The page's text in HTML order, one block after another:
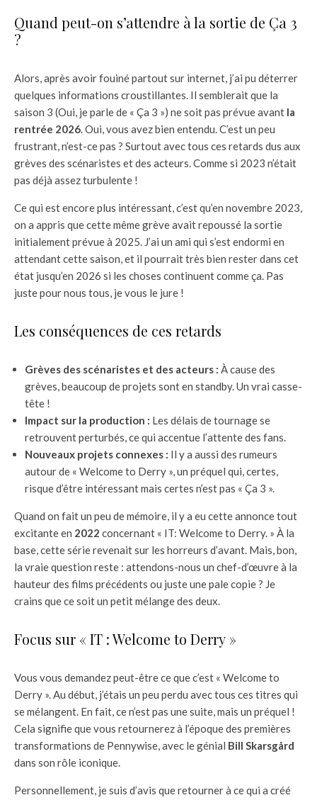
Quand peut-on s’attendre à la sortie de Ça 3
?
Alors, après avoir fouiné partout sur internet, j’ai pu déterrer
quelques informations croustillantes. Il semblerait que la
saison 3 (Oui, je parle de « Ça 3 ») ne soit pas prévue avant la
rentrée 2026. Oui, vous avez bien entendu. C’est un peu
frustrant, n’est-ce pas ? Surtout avec tous ces retards dus aux
grèves des scénaristes et des acteurs. Comme si 2023 n’était
pas déjà assez turbulente !
Ce qui est encore plus intéressant, c’est qu’en novembre 2023,
on a appris que cette même grève avait repoussé la sortie
initialement prévue à 2025. J’ai un ami qui s’est endormi en
attendant cette saison, et il pourrait très bien rester dans cet
état jusqu’en 2026 si les choses continuent comme ça. Pas
juste pour nous tous, je vous le jure !
Les conséquences de ces retards
Grèves des scénaristes et des acteurs : À cause des
grèves, beaucoup de projets sont en standby. Un vrai casse-
tête !
Impact sur la production : Les délais de tournage se
retrouvent perturbés, ce qui accentue l’attente des fans.
Nouveaux projets connexes : Il y a aussi des rumeurs
autour de « Welcome to Derry », un préquel qui, certes,
risque d’être intéressant mais certes n’est pas « Ça 3 ».
Quand on fait un peu de mémoire, il y a eu cette annonce tout
excitante en 2022 concernant « IT: Welcome to Derry. » À la
base, cette série revenait sur les horreurs d’avant. Mais, bon,
la vraie question reste : attendons-nous un chef-d’œuvre à la
hauteur des films précédents ou juste une pale copie ? Je
crains que ce soit un petit mélange des deux.
Focus sur « IT : Welcome to Derry »
Vous vous demandez peut-être ce que c’est « Welcome to
Derry ». Au début, j’étais un peu perdu avec tous ces titres qui
se mélangent. En fait, ce n’est pas une suite, mais un préquel !
Cela signifie que vous retournerez à l’époque des premières
transformations de Pennywise, avec le génial Bill Skarsgård
dans son rôle iconique.
Personnellement, je suis d’avis que retourner à ce qui a créé